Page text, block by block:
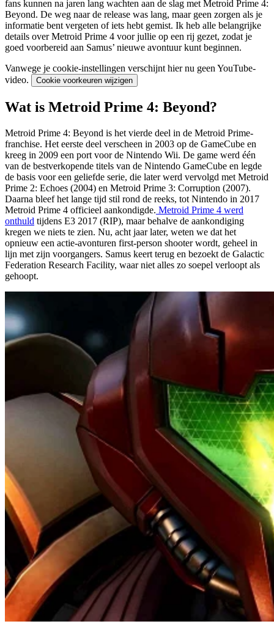
fans kunnen na jaren lang wachten aan de slag met Metroid Prime 4:
Beyond. De weg naar de release was lang, maar geen zorgen als je
informatie bent vergeten of iets hebt gemist. Ik heb alle belangrijke
details over Metroid Prime 4 voor jullie op een rij gezet, zodat je
goed voorbereid aan Samus’ nieuwe avontuur kunt beginnen.
Vanwege je cookie-instellingen verschijnt hier nu geen YouTube-
video.
Cookie voorkeuren wijzigen
Wat is Metroid Prime 4: Beyond?
Metroid Prime 4: Beyond is het vierde deel in de Metroid Prime-
franchise. Het eerste deel verscheen in 2003 op de GameCube en
kreeg in 2009 een port voor de Nintendo Wii. De game werd één
van de bestverkopende titels van de Nintendo GameCube en legde
de basis voor een geliefde serie, die later werd vervolgd met Metroid
Prime 2: Echoes (2004) en Metroid Prime 3: Corruption (2007).
Daarna bleef het lange tijd stil rond de reeks, tot Nintendo in 2017
Metroid Prime 4 officieel aankondigde. Metroid Prime 4 werd
onthuld tijdens E3 2017 (RIP), maar behalve de aankondiging
kregen we niets te zien. Nu, acht jaar later, weten we dat het
opnieuw een actie-avonturen first-person shooter wordt, geheel in
lijn met zijn voorgangers. Samus keert terug en bezoekt de Galactic
Federation Research Facility, waar niet alles zo soepel verloopt als
gehoopt.